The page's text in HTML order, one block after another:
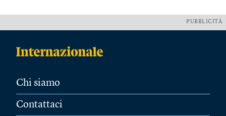
PUBBLICITÀ
Chi siamo
Contattaci